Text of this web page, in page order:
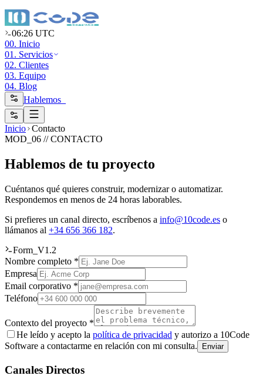
06:26 UTC
00. Inicio
01. Servicios
02. Clientes
03. Equipo
04. Blog
Hablemos_
Inicio Contacto
MOD_06 // CONTACTO
Hablemos de tu proyecto
Cuéntanos qué quieres construir, modernizar o automatizar.
Respondemos en menos de 24 horas laborables.
Si prefieres un canal directo, escríbenos a info@10code.es o
llámanos al +34 656 366 182.
Form_V1.2
Nombre completo *
Empresa
Email corporativo *
Teléfono
Contexto del proyecto *
He leído y acepto la política de privacidad y autorizo a 10Code
Software a contactarme en relación con mi consulta.
Enviar
Canales Directos